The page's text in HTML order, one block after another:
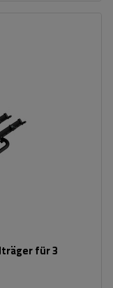
für 3
Karosseriearten